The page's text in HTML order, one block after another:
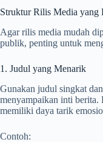
Struktur Rilis Media yang
Agar rilis media mudah
publik, penting untuk
1. Judul yang Menarik
Gunakan judul singkat
menyampaikan inti
memiliki daya tarik
Contoh: